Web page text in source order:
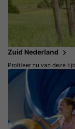
Zuid Nederland
Profiteer nu van deze